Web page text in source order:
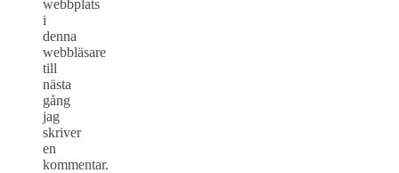
webbplats
i
denna
webbläsare
till
nästa
gång
jag
skriver
en
kommentar.